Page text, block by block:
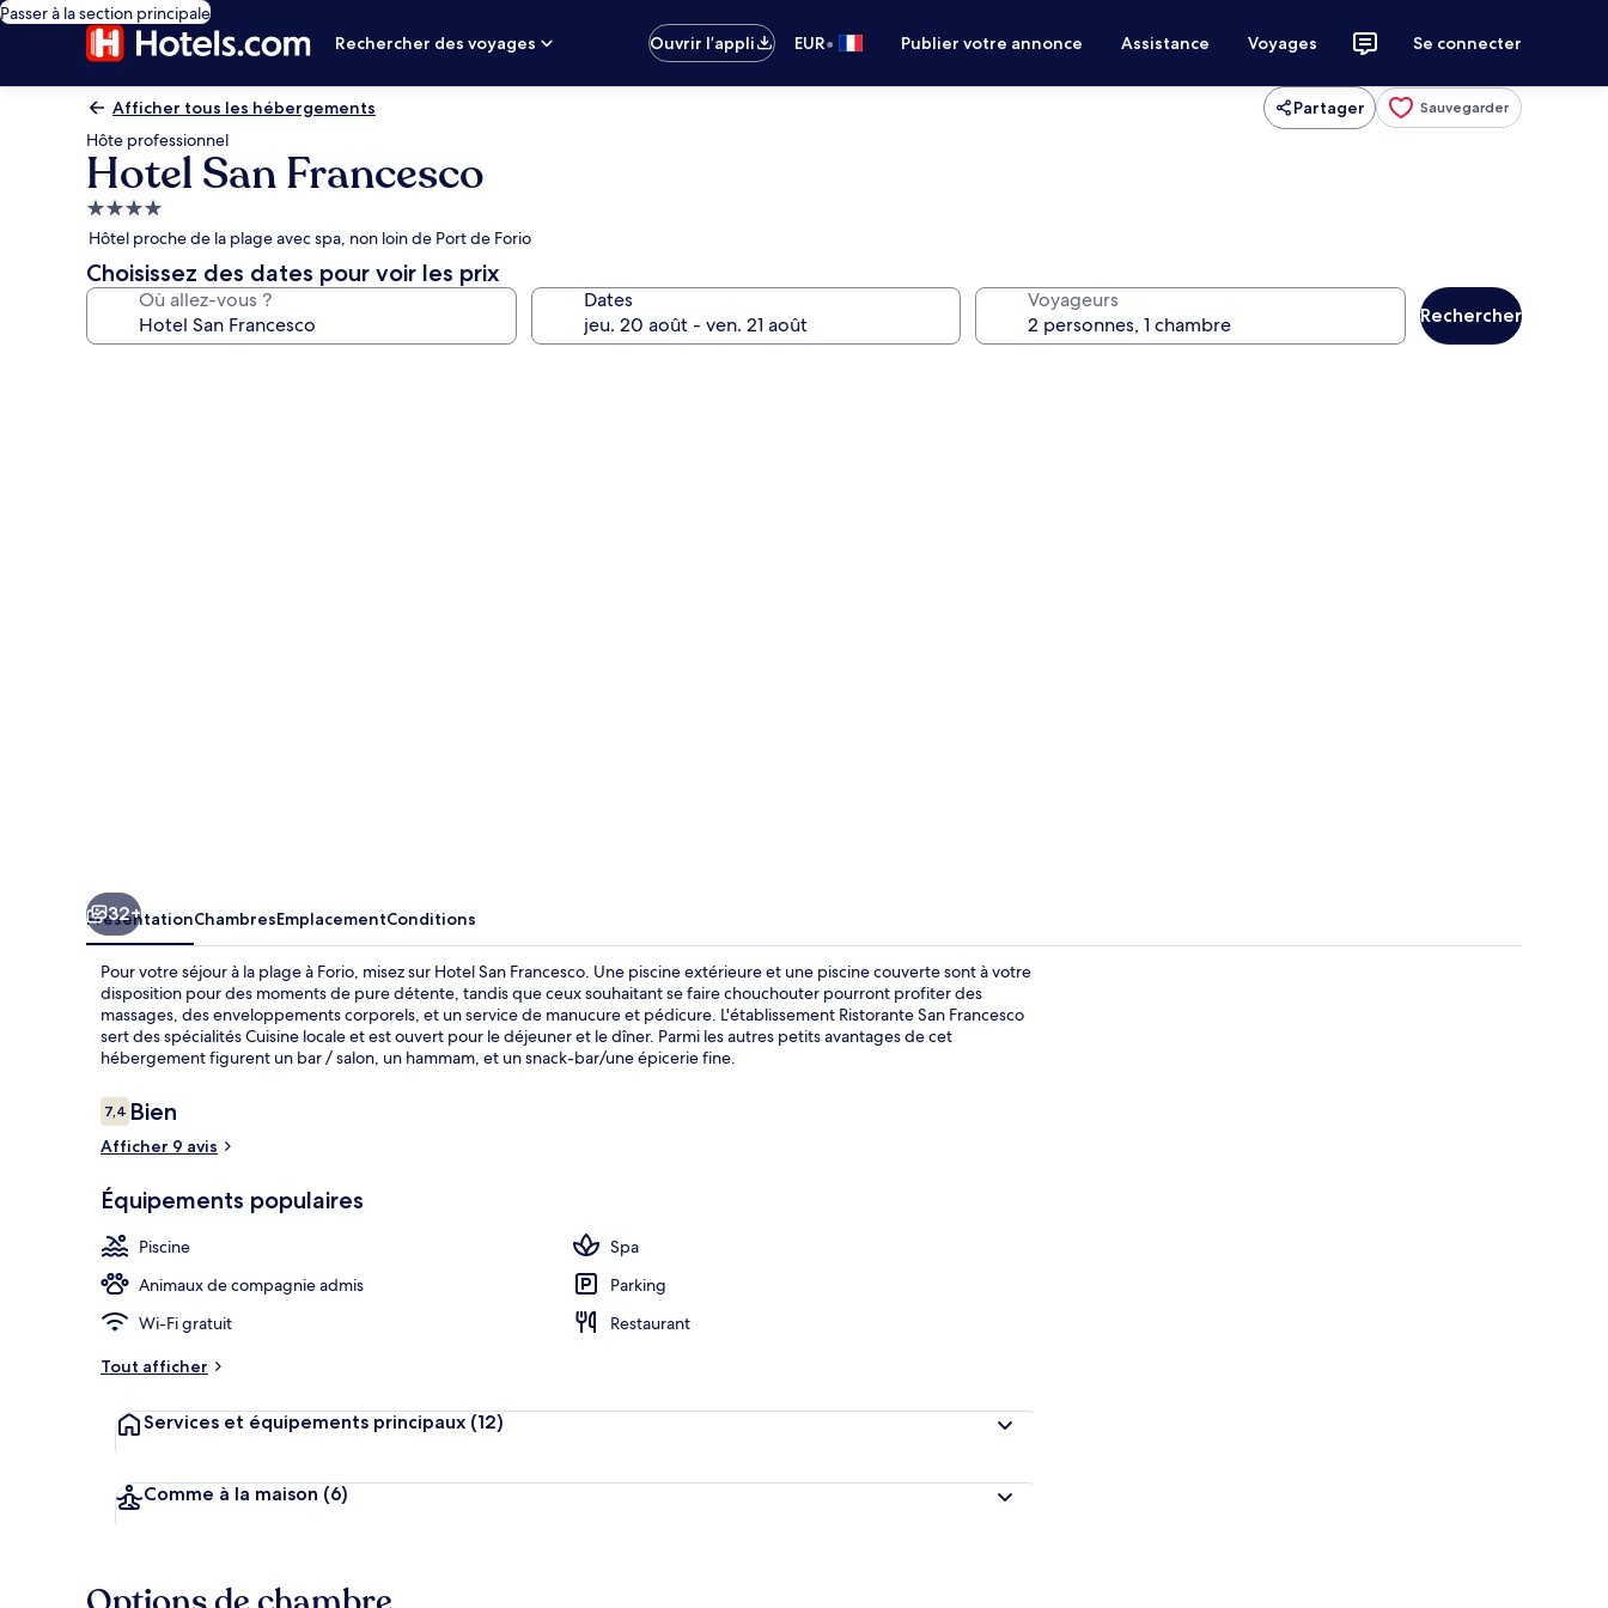
Passer à la section principale
Rechercher des voyages
Ouvrir l’appli EUR• Publier votre annonce Assistance Voyages Se connecter
Afficher tous les hébergements Partager Sauvegarder
Hôte professionnel
Hotel San Francesco
Hébergement
4.0 étoiles
Hôtel proche de la plage avec spa, non loin de Port de Forio
Choisissez des dates pour voir les prix
Où allez-vous ? Dates Voyageurs
Rechercher
32+
PrésentationChambresEmplacementConditions
Pour votre séjour à la plage à Forio, misez sur Hotel San Francesco. Une piscine extérieure et une piscine couverte sont à votre
disposition pour des moments de pure détente, tandis que ceux souhaitant se faire chouchouter pourront profiter des
massages, des enveloppements corporels, et un service de manucure et pédicure. L'établissement Ristorante San Francesco
sert des spécialités Cuisine locale et est ouvert pour le déjeuner et le dîner. Parmi les autres petits avantages de cet
hébergement figurent un bar / salon, un hammam, et un snack-bar/une épicerie fine.
Avis
voyageurs
7,47,4 sur 10
Bien
Afficher 9 avis
Équipements populaires
Piscine
Spa
Animaux de compagnie admis
Parking
Wi-Fi gratuit
Restaurant
Tout afficher
Services et équipements principaux (12)
Comme à la maison (6)